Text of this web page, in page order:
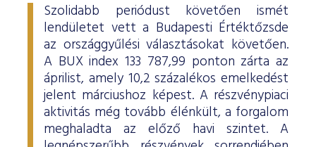
Szolidabb periódust követően ismét
lendületet vett a Budapesti Értéktőzsde
az országgyűlési választásokat követően.
A BUX index 133 787,99 ponton zárta az
áprilist, amely 10,2 százalékos emelkedést
jelent márciushoz képest. A részvénypiaci
aktivitás még tovább élénkült, a forgalom
meghaladta az előző havi szintet. A